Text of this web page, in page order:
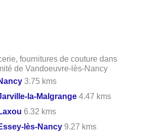
fournitures de couture dans
de Vandoeuvre-lès-Nancy
3.75 kms
la-Malgrange 4.47 kms
6.32 kms
lès-Nancy 9.27 kms